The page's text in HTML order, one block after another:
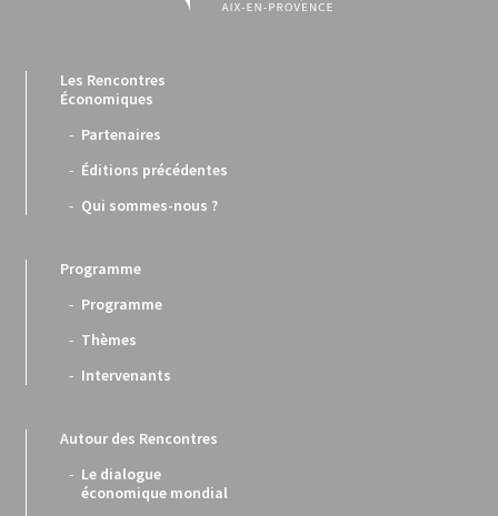
Les Rencontres
Économiques
Partenaires
Éditions précédentes
Qui sommes-nous ?
Programme
Programme
Thèmes
Intervenants
Autour des Rencontres
Le dialogue
économique mondial